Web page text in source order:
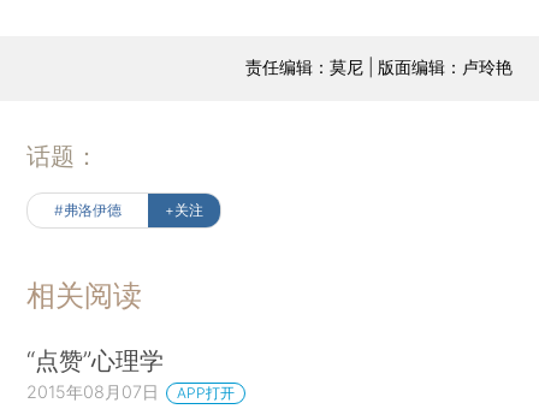
责任编辑：莫尼 | 版面编辑：卢玲艳
话题：
#弗洛伊德 +关注
相关阅读
“点赞”心理学
2015年08月07日 APP打开